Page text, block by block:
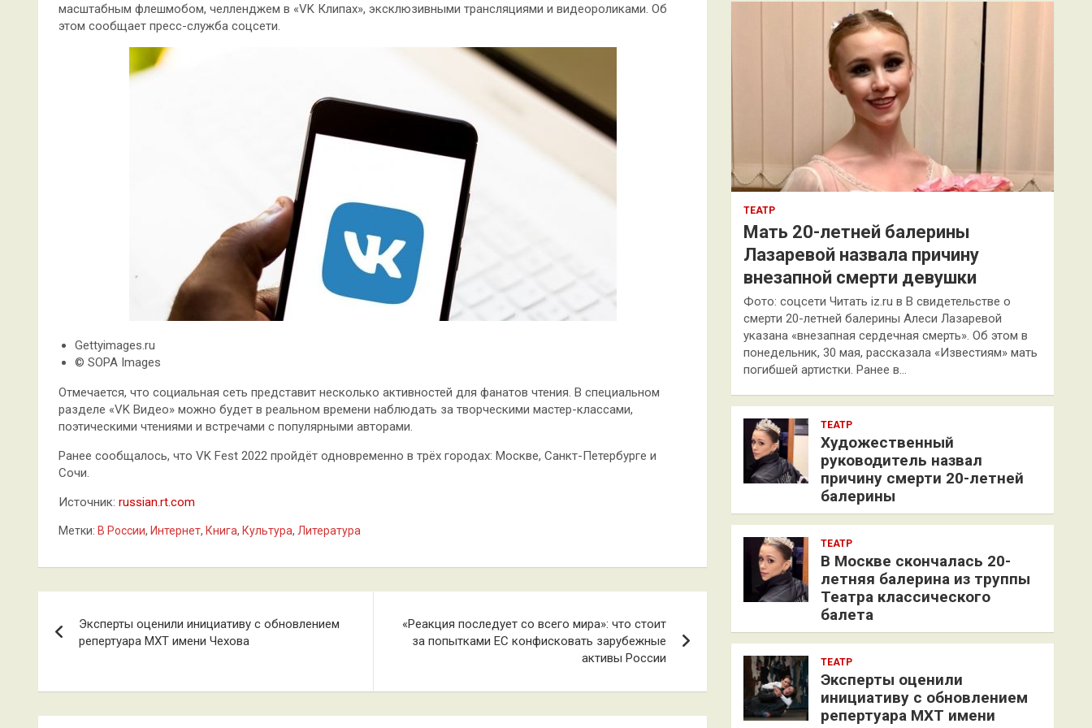
масштабным флешмобом, челленджем в «VK Клипах», эксклюзивными трансляциями и видеороликами. Об
этом сообщает пресс-служба соцсети.
Gettyimages.ru
© SOPA Images
Отмечается, что социальная сеть представит несколько активностей для фанатов чтения. В специальном
разделе «VK Видео» можно будет в реальном времени наблюдать за творческими мастер-классами,
поэтическими чтениями и встречами с популярными авторами.
Ранее сообщалось, что VK Fest 2022 пройдёт одновременно в трёх городах: Москве, Санкт-Петербурге и
Сочи.
Источник: russian.rt.com
Метки: В России, Интернет, Книга, Культура, Литература
по
Эксперты оценили инициативу с обновлением
репертуара МХТ имени Чехова
«Реакция последует со всего мира»: что стоит
за попытками ЕС конфисковать зарубежные
активы России
к
ТЕАТР
Мать 20-летней балерины
Лазаревой назвала причину
внезапной смерти девушки
Фото: соцсети Читать iz.ru в В свидетельстве о
смерти 20-летней балерины Алеси Лазаревой
указана «внезапная сердечная смерть». Об этом в
понедельник, 30 мая, рассказала «Известиям» мать
погибшей артистки. Ранее в…
ТЕАТР
Художественный
руководитель назвал
причину смерти 20-летней
балерины
ТЕАТР
В Москве скончалась 20-
летняя балерина из труппы
Театра классического
балета
ТЕАТР
Эксперты оценили
инициативу с обновлением
репертуара МХТ имени